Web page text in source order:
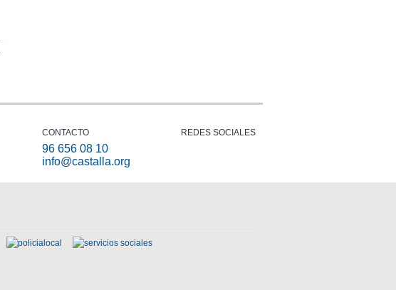
CONTACTO
96 656 08 10
info@castalla.org
REDES SOCIALES